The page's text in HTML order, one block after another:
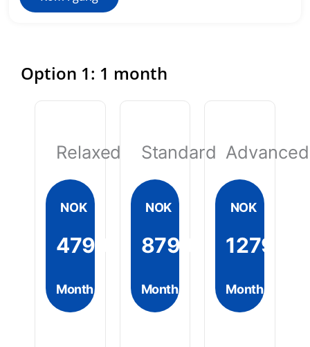
Option 1: 1 month
Relaxed
NOK
4799
Month
Standard
NOK
8799
Month
Advanced
NOK
12799
Month